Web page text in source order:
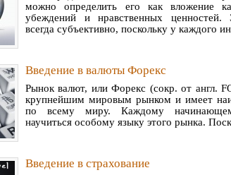
можно определить его как вложение
убеждений и нравственных ценностей.
всегда субъективно, поскольку у каждого
Введение в валюты Форекс
Рынок валют, или Форекс (сокр. от англ.
крупнейшим мировым рынком и имеет
по всему миру. Каждому
научиться особому языку этого рынка.
Введение в страхование